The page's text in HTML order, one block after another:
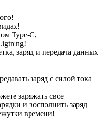
Type-C,
заряд и передача данных
заряд с силой тока
заряжать свое
и восполнить заряд
времени!